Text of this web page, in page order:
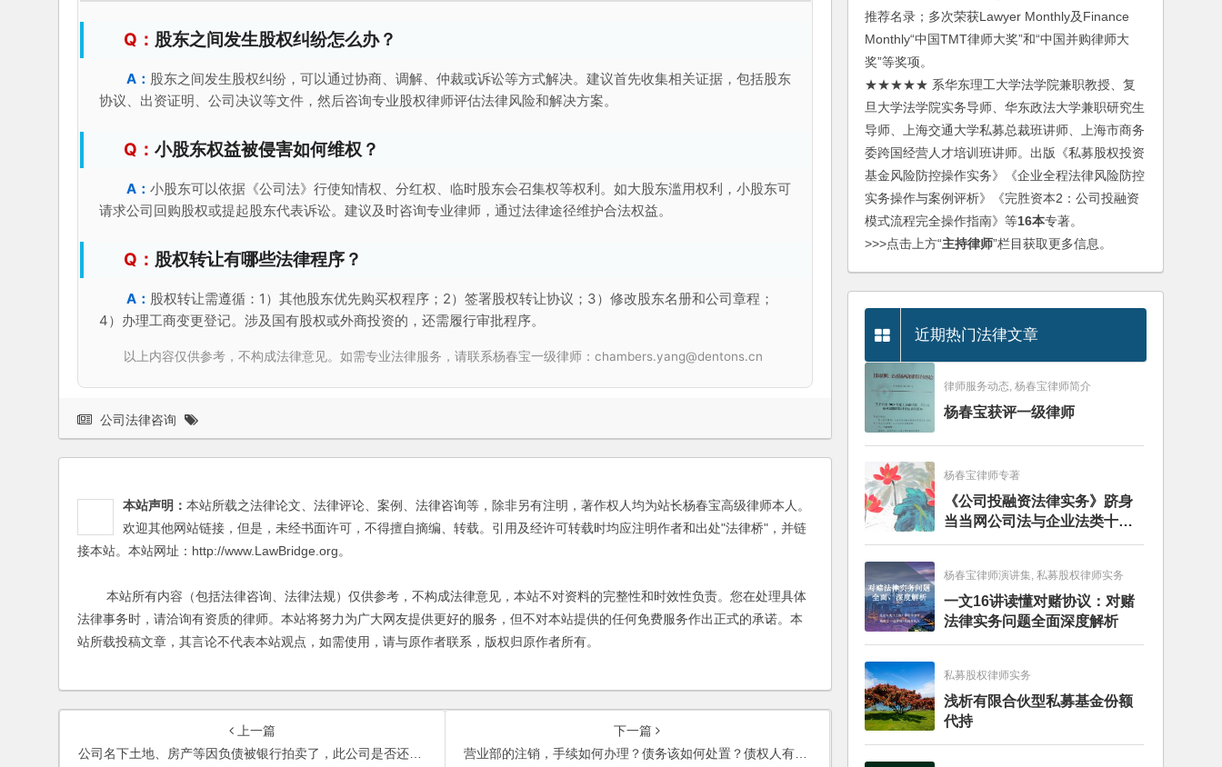
股东之间发生股权纠纷怎么办？
股东之间发生股权纠纷，可以通过协商、调解、仲裁或诉讼等方式解决。建议首先收集相关证据，包括股东
协议、出资证明、公司决议等文件，然后咨询专业股权律师评估法律风险和解决方案。
小股东权益被侵害如何维权？
小股东可以依据《公司法》行使知情权、分红权、临时股东会召集权等权利。如大股东滥用权利，小股东可
请求公司回购股权或提起股东代表诉讼。建议及时咨询专业律师，通过法律途径维护合法权益。
股权转让有哪些法律程序？
股权转让需遵循：1）其他股东优先购买权程序；2）签署股权转让协议；3）修改股东名册和公司章程；
4）办理工商变更登记。涉及国有股权或外商投资的，还需履行审批程序。
以上内容仅供参考，不构成法律意见。如需专业法律服务，请联系杨春宝一级律师：chambers.yang@dentons.cn
公司法律咨询
本站声明： 本站所载之法律论文、法律评论、案例、法律咨询等，除非另有注明，著作权人均为站长杨春宝高级律师本人。
欢迎其他网站链接，但是，未经书面许可，不得擅自摘编、转载。引用及经许可转载时均应注明作者和出处"法律桥"，并链
接本站。本站网址：http://www.LawBridge.org。
本站所有内容（包括法律咨询、法律法规）仅供参考，不构成法律意见，本站不对资料的完整性和时效性负责。您在处理具体
法律事务时，请洽询有资质的律师。本站将努力为广大网友提供更好的服务，但不对本站提供的任何免费服务作出正式的承诺。本
站所载投稿文章，其言论不代表本站观点，如需使用，请与原作者联系，版权归原作者所有。
上一篇
公司名下土地、房产等因负债被银行拍卖了，此公司是否还需去办理注销？
下一篇
营业部的注销，手续如何办理？债务该如何处置？债权人有权申请公司破产吗？
推荐名录；多次荣获Lawyer Monthly及Finance
Monthly“中国TMT律师大奖”和“中国并购律师大
奖”等奖项。
★★★★★ 系华东理工大学法学院兼职教授、复
旦大学法学院实务导师、华东政法大学兼职研究生
导师、上海交通大学私募总裁班讲师、上海市商务
委跨国经营人才培训班讲师。出版《私募股权投资
基金风险防控操作实务》《企业全程法律风险防控
实务操作与案例评析》《完胜资本2：公司投融资
模式流程完全操作指南》等16本专著。
>>>点击上方“主持律师”栏目获取更多信息。
近期热门法律文章
律师服务动态, 杨春宝律师简介
杨春宝获评一级律师
杨春宝律师专著
《公司投融资法律实务》跻身
当当网公司法与企业法类十大
畅销图书榜
杨春宝律师演讲集, 私募股权律师实务
一文16讲读懂对赌协议：对赌
法律实务问题全面深度解析
私募股权律师实务
浅析有限合伙型私募基金份额
代持